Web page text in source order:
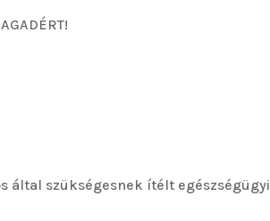
által szükségesnek ítélt